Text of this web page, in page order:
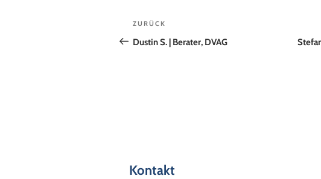
Beitragsnavigation
Vorheriger
Beitrag
ZURÜCK
Dustin S. | Berater, DVAG
Kontakt